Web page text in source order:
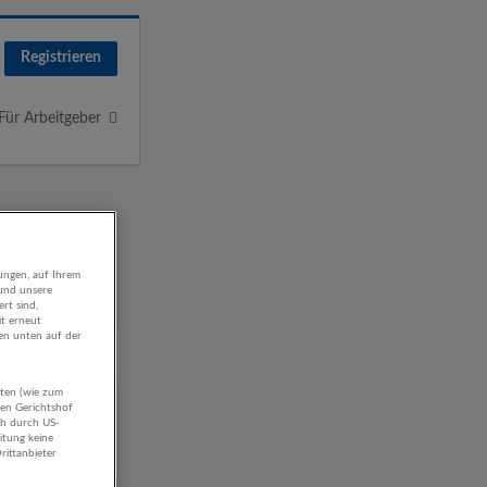
Registrieren
Für Arbeitgeber
auf Ihrem
unsere
sind,
erneut
unten auf der
(wie zum
Gerichtshof
durch US-
keine